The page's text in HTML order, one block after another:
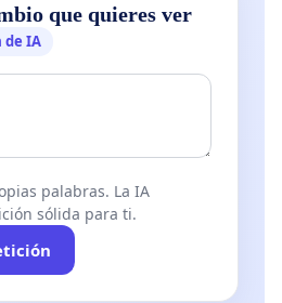
que quieres ver
de IA
palabras. La IA
sólida para ti.